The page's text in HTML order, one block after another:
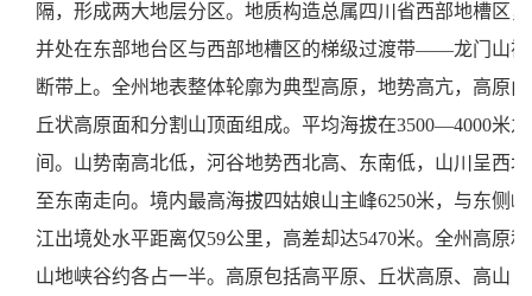
隔，形成两大地层分区。地质构造总属四川省西部地槽区，
并处在东部地台区与西部地槽区的梯级过渡带——龙门山褶
断带上。全州地表整体轮廓为典型高原，地势高亢，高原由
丘状高原面和分割山顶面组成。平均海拔在3500—4000米之
间。山势南高北低，河谷地势西北高、东南低，山川呈西北
至东南走向。境内最高海拔四姑娘山主峰6250米，与东侧岷
江出境处水平距离仅59公里，高差却达5470米。全州高原和
山地峡谷约各占一半。高原包括高平原、丘状高原、高山